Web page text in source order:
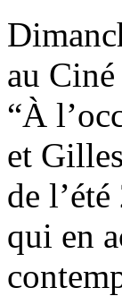
au
“À
et
de
qui en